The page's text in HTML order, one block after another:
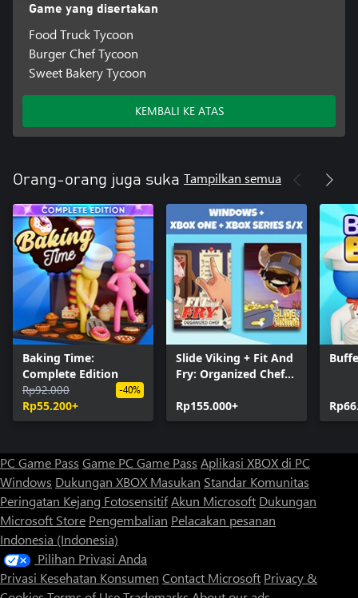
Game yang disertakan
Food Truck Tycoon
Burger Chef Tycoon
Sweet Bakery Tycoon
KEMBALI KE ATAS
Orang-orang juga suka Tampilkan semua
Baking Time:
Complete Edition
Rp92.000
Rp55.200+
-40%
Slide Viking + Fit And
Fry: Organized Chef
Rp155.000+
PC Game Pass Game PC Game Pass Aplikasi XBOX di PC
Windows Dukungan XBOX Masukan Standar Komunitas
Peringatan Kejang FotosensitifAkun Microsoft Dukungan
Microsoft Store Pengembalian Pelacakan pesanan
Indonesia (Indonesia)
Pilihan Privasi Anda
Privasi Kesehatan Konsumen Contact Microsoft Privacy &